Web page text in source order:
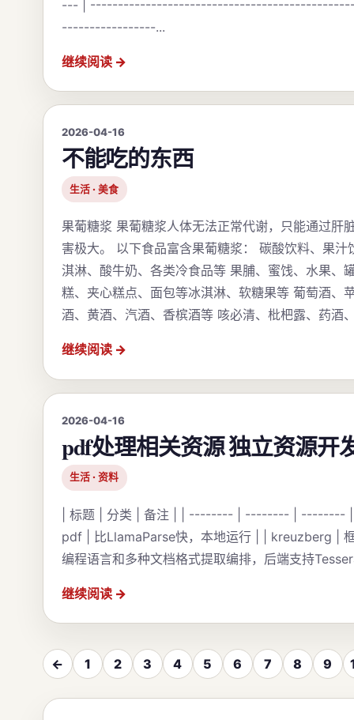
--- |
-----------------...
继续阅读
2026-04-16
不能吃的东西
生活 · 美食
果葡糖浆 果葡糖浆人体无法正常代谢，只能通过肝
害极大。 以下食品富含果葡糖浆： 碳酸饮料、果汁
淇淋、酸牛奶、各类冷食品等 果脯、蜜饯、水果、
糕、夹心糕点、面包等冰淇淋、软糖果等 葡萄酒、
酒、黄酒、汽酒、香槟酒等 咳必清、枇杷露、药酒
继续阅读
2026-04-16
pdf处理相关资源 独立资源开
生活 · 资料
| 标题 | 分类 | 备注 | | -------- | -------- | --------
pdf | 比LlamaParse快，本地运行 | | kreuzberg |
编程语言和多种文档格式提取编排，后端支持
继续阅读
← 1 2 3 4 5 6 7 8 9